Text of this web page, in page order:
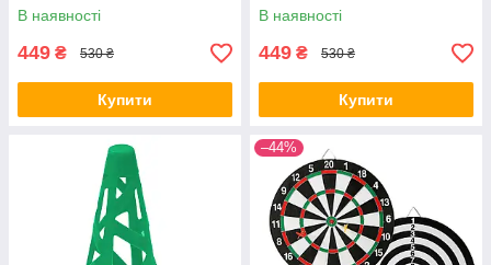
В наявності
449 ₴ 530 ₴
Купити
В наявності
449 ₴ 530 ₴
Купити
–44%